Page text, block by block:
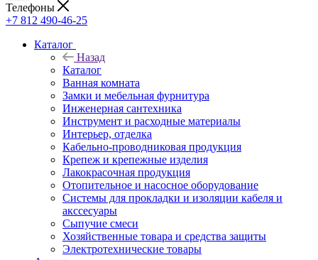
Телефоны
+7 812 490-46-25
Каталог
Назад
Каталог
Ванная комната
Замки и мебельная фурнитура
Инженерная сантехника
Инструмент и расходные материалы
Интерьер, отделка
Кабельно-проводниковая продукция
Крепеж и крепежные изделия
Лакокрасочная продукция
Отопительное и насосное оборудование
Системы для прокладки и изоляции кабеля и
акссесуары
Сыпучие смеси
Хозяйственные товара и средства защиты
Электротехнические товары